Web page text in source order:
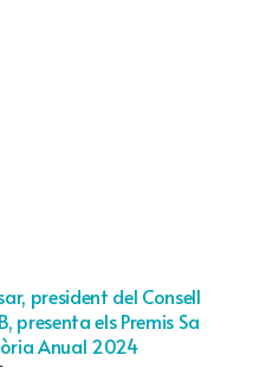
president del Consell
presenta els Premis Sa
Anual 2024